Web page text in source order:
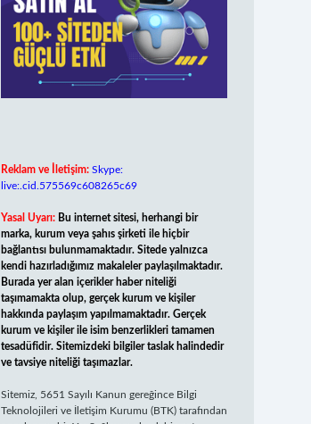
Reklam ve İletişim: Skype:
live:.cid.575569c608265c69
Yasal Uyarı: Bu internet sitesi, herhangi bir
marka, kurum veya şahıs şirketi ile hiçbir
bağlantısı bulunmamaktadır. Sitede yalnızca
kendi hazırladığımız makaleler paylaşılmaktadır.
Burada yer alan içerikler haber niteliği
taşımamakta olup, gerçek kurum ve kişiler
hakkında paylaşım yapılmamaktadır. Gerçek
kurum ve kişiler ile isim benzerlikleri tamamen
tesadüfidir. Sitemizdeki bilgiler taslak halindedir
ve tavsiye niteliği taşımazlar.
Sitemiz, 5651 Sayılı Kanun gereğince Bilgi
Teknolojileri ve İletişim Kurumu (BTK) tarafından